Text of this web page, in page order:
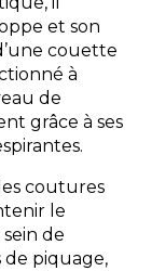
et son
couette
à
de
grâce à ses
coutures
le
de
de piquage,